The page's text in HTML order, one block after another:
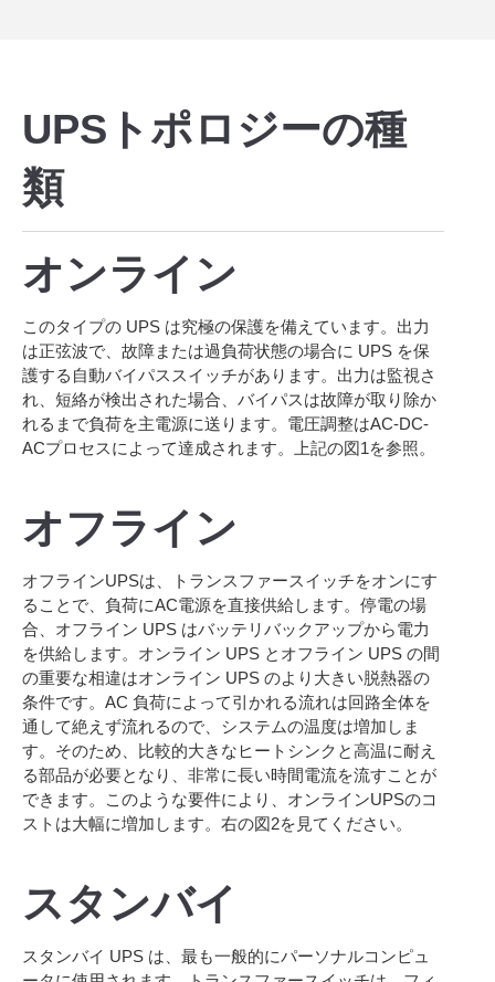
UPSトポロジーの種
類
オンライン
このタイプの UPS は究極の保護を備えています。出力
は正弦波で、故障または過負荷状態の場合に UPS を保
護する自動バイパススイッチがあります。出力は監視さ
れ、短絡が検出された場合、バイパスは故障が取り除か
れるまで負荷を主電源に送ります。電圧調整はAC-DC-
ACプロセスによって達成されます。上記の図1を参照。
オフライン
オフラインUPSは、トランスファースイッチをオンにす
ることで、負荷にAC電源を直接供給します。停電の場
合、オフライン UPS はバッテリバックアップから電力
を供給します。オンライン UPS とオフライン UPS の間
の重要な相違はオンライン UPS のより大きい脱熱器の
条件です。AC 負荷によって引かれる流れは回路全体を
通して絶えず流れるので、システムの温度は増加しま
す。そのため、比較的大きなヒートシンクと高温に耐え
る部品が必要となり、非常に長い時間電流を流すことが
できます。このような要件により、オンラインUPSのコ
ストは大幅に増加します。右の図2を見てください。
スタンバイ
スタンバイ UPS は、最も一般的にパーソナルコンピュ